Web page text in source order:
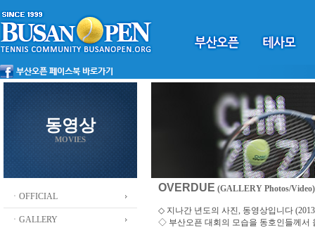
동영상
MOVIES
ㆍOFFICIAL
ㆍGALLERY
OVERDUE (GALLERY Photos/Video)
◇ 지나간 년도의 사진, 동영상입니다
◇ 부산오픈 대회의 모습을 동호인들께서